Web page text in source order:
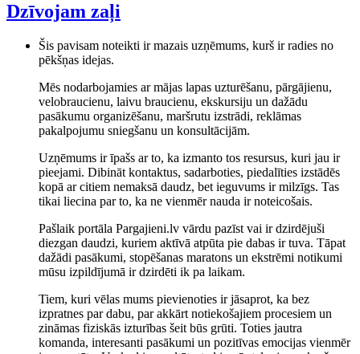
Dzīvojam zaļi
Šis pavisam noteikti ir mazais uzņēmums, kurš ir radies no
pēkšņas idejas.
Mēs nodarbojamies ar mājas lapas uzturēšanu, pārgājienu,
velobraucienu, laivu braucienu, ekskursiju un dažādu
pasākumu organizēšanu, maršrutu izstrādi, reklāmas
pakalpojumu sniegšanu un konsultācijām.
Uzņēmums ir īpašs ar to, ka izmanto tos resursus, kuri jau ir
pieejami. Dibināt kontaktus, sadarboties, piedalīties izstādēs
kopā ar citiem nemaksā daudz, bet ieguvums ir milzīgs. Tas
tikai liecina par to, ka ne vienmēr nauda ir noteicošais.
Pašlaik portāla Pargajieni.lv vārdu pazīst vai ir dzirdējuši
diezgan daudzi, kuriem aktīvā atpūta pie dabas ir tuva. Tāpat
dažādi pasākumi, stopēšanas maratons un ekstrēmi notikumi
mūsu izpildījumā ir dzirdēti ik pa laikam.
Tiem, kuri vēlas mums pievienoties ir jāsaprot, ka bez
izpratnes par dabu, par akkārt notiekošajiem procesiem un
zināmas fiziskās izturības šeit būs grūti. Toties jautra
komanda, interesanti pasākumi un pozitīvas emocijas vienmēr